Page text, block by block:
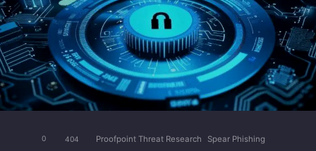
0 404 Proofpoint Threat Research Spear Phishing